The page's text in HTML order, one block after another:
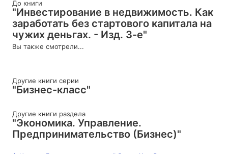
До книги
"Инвестирование в недвижимость. Как
заработать без стартового капитала на
чужих деньгах. - Изд. 3-е"
Вы также смотрели...
Другие книги серии
"Бизнес-класс"
Другие книги раздела
"Экономика. Управление.
Предпринимательство (Бизнес)"